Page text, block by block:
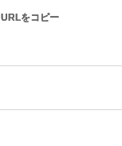
URLをコピー